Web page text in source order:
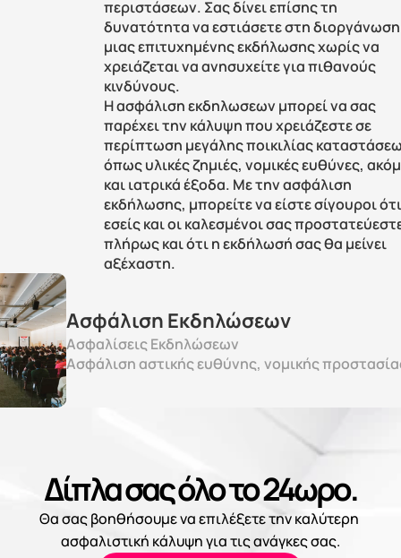
περιστάσεων. Σας δίνει επίσης τη
δυνατότητα να εστιάσετε στη διοργάνωση
μιας επιτυχημένης εκδήλωσης χωρίς να
χρειάζεται να ανησυχείτε για πιθανούς
κινδύνους.
Η ασφάλιση εκδηλωσεων μπορεί να σας
παρέχει την κάλυψη που χρειάζεστε σε
περίπτωση μεγάλης ποικιλίας
όπως υλικές ζημιές, νομικές ευθύνες,
και ιατρικά έξοδα. Με την ασφάλιση
εκδήλωσης, μπορείτε να είστε σίγουροι
εσείς και οι καλεσμένοι σας
πλήρως και ότι η εκδήλωσή σας θα μείνει
αξέχαστη.
Ασφάλιση Εκδηλώσεων
Ασφαλίσεις Εκδηλώσεων
Ασφάλιση αστικής ευθύνης, νομικής
Δίπλα σας όλο το 24ωρο.
Θα σας βοηθήσουμε να επιλέξετε την καλύτερη
ασφαλιστική κάλυψη για τις ανάγκες σας.